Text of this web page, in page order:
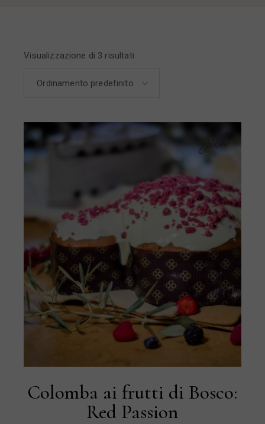
Visualizzazione di 3 risultati
Ordinamento predefinito
Sold
New
Colomba ai frutti di Bosco:
Red Passion